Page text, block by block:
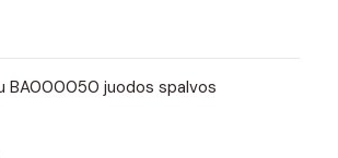
BA000050 juodos spalvos